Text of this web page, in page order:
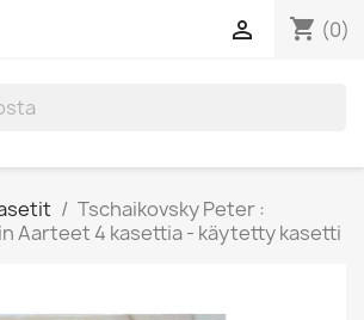
shopping_cart (0)

Tschaikovsky Peter :
Aarteet 4 kasettia - käytetty kasetti